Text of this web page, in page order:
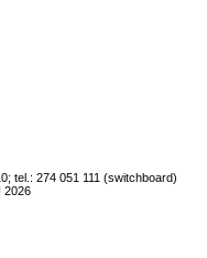
tel.: 274 051 111 (switchboard)
2026